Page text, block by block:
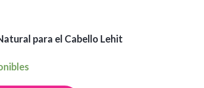
para el Cabello Lehit